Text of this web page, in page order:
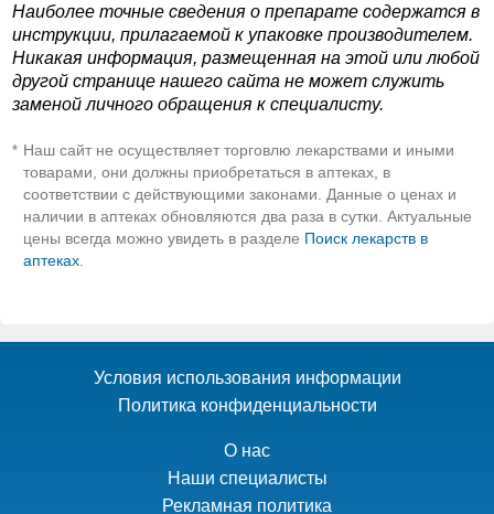
Наиболее точные сведения о препарате содержатся в
инструкции, прилагаемой к упаковке производителем.
Никакая информация, размещенная на этой или любой
другой странице нашего сайта не может служить
заменой личного обращения к специалисту.
* Наш сайт не осуществляет торговлю лекарствами и иными
товарами, они должны приобретаться в аптеках, в
соответствии с действующими законами. Данные о ценах и
наличии в аптеках обновляются два раза в сутки. Актуальные
цены всегда можно увидеть в разделе Поиск лекарств в
аптеках.
Условия использования информации
Политика конфиденциальности
О нас
Наши специалисты
Рекламная политика